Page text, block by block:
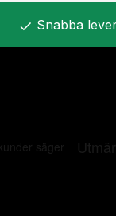
check Snabba